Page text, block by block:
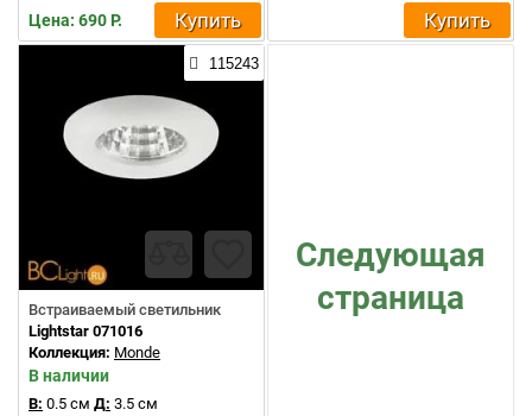
Цена: 690 Р. Купить Купить
115243
Встраиваемый светильник
Lightstar 071016
Коллекция: Monde
В наличии
В: 0.5 см Д: 3.5 см
Следующая
страница